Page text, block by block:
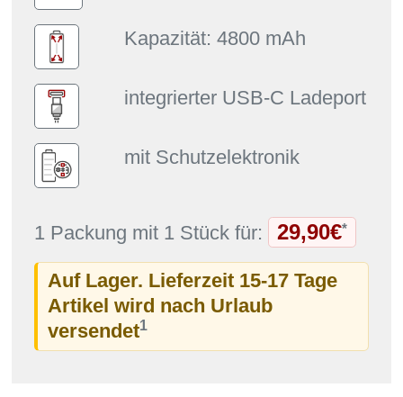
Kapazität: 4800 mAh
integrierter USB-C Ladeport
mit Schutzelektronik
1 Packung mit 1 Stück für: 29,90€*
Auf Lager. Lieferzeit 15-17 Tage
Artikel wird nach Urlaub
versendet1